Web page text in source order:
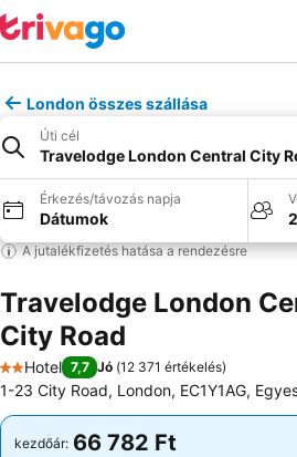
London összes szállása
Úti cél
Travelodge London Central City
Érkezés/távozás napja
Dátumok
A jutalékfizetés hatása a rendezésre
Travelodge London
City Road
2 Kategória
Hotel 7,7 Jó (12 371 értékelés)
1-23 City Road, London, EC1Y1AG,
kezdőár: 66 782 Ft
kezdőár: 66 782 Ft